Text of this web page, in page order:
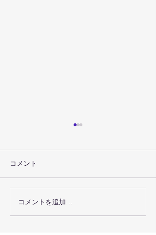
Project 12 - 株式会社たび
せん・つなぐ
コメント
コメントを追加…